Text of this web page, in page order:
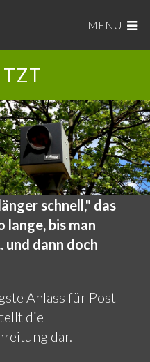
MENU
schnell," das
lange, bis man
und dann doch
Anlass für Post
die
dar.